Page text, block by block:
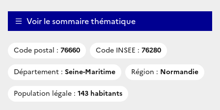
Voir le sommaire thématique
Code postal : 76660 Code INSEE : 76280
Département : Seine-Maritime Région : Normandie
Population légale : 143 habitants